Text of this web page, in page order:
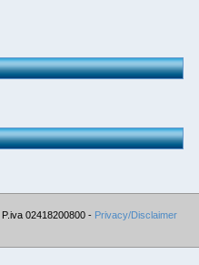
P.iva 02418200800 - Privacy/Disclaimer